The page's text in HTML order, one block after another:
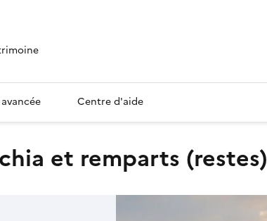
Centre d'aide
et remparts (restes)